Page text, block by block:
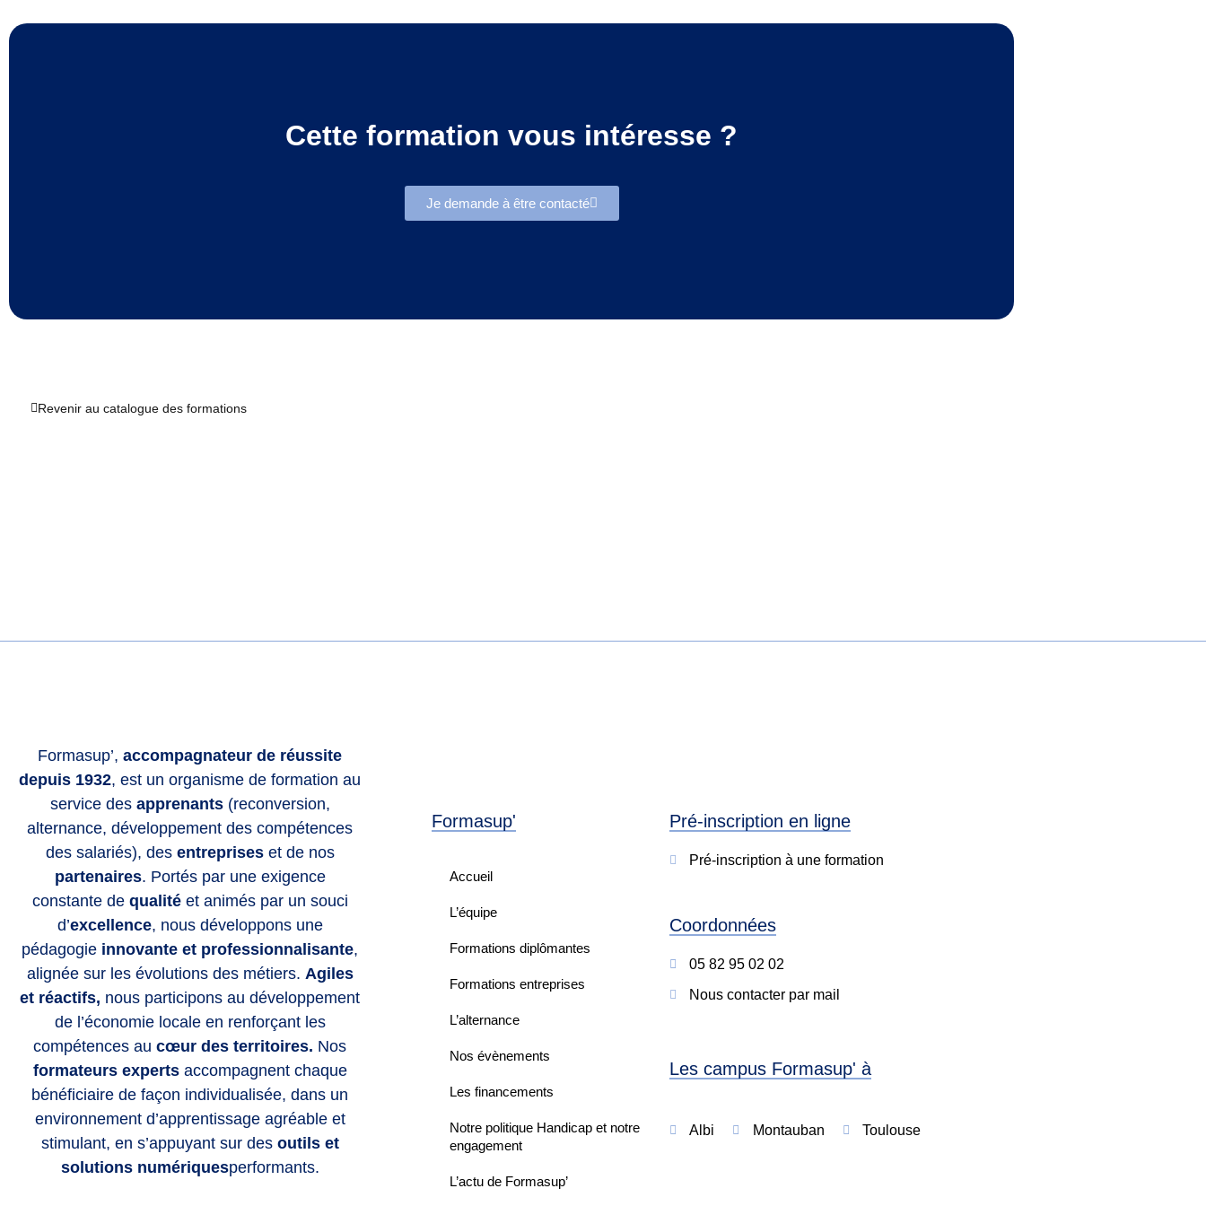
Cette formation vous intéresse ?
Je demande à être contacté
Revenir au catalogue des formations
Formasup’,accompagnateur de réussite
depuis 1932, est un organisme de formation au
service des apprenants(reconversion,
alternance, développement des compétences
des salariés), des entrepriseset de nos
partenaires. Portés par une exigence
constante de qualitéet animés par un souci
d’excellence, nous développons une
pédagogie innovante et professionnalisante,
alignée sur les évolutions des métiers. Agiles
et réactifs, nous participons au développement
de l’économie locale en renforçant les
compétences au cœur des territoires. Nos
formateurs expertsaccompagnent chaque
bénéficiaire de façon individualisée, dans un
environnement d’apprentissage agréable et
stimulant, en s’appuyant sur des outils et
solutions numériquesperformants.
Formasup'
Accueil
L’équipe
Formations diplômantes
Formations entreprises
L’alternance
Nos évènements
Les financements
Notre politique Handicap et notre
engagement
L’actu de Formasup’
Pré-inscription en ligne
Pré-inscription à une formation
Coordonnées
05 82 95 02 02
Nous contacter par mail
Les campus Formasup' à
Albi Montauban Toulouse